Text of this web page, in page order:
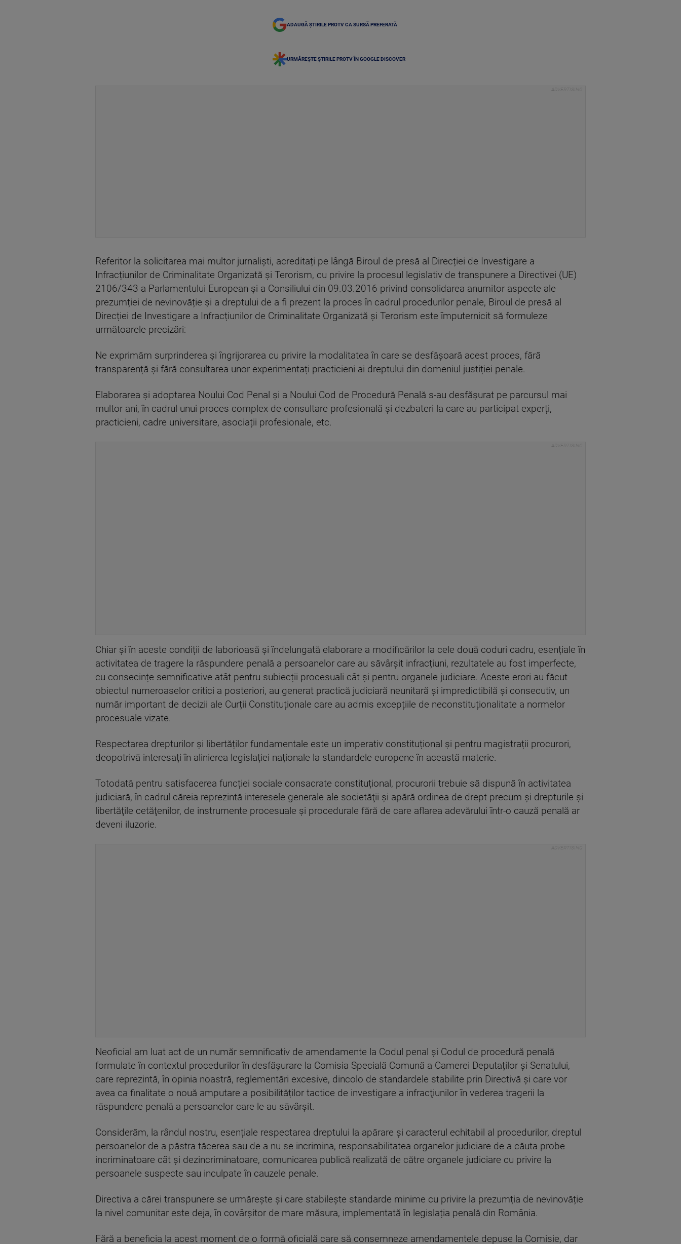
ADAUGĂ ȘTIRILE PROTV CA SURSĂ PREFERATĂ
URMĂREȘTE ȘTIRILE PROTV ÎN GOOGLE DISCOVER
Referitor la solicitarea mai multor jurnaliști, acreditați pe lângă Biroul de presă al Direcției de Investigare a
Infracțiunilor de Criminalitate Organizată și Terorism, cu privire la procesul legislativ de transpunere a Directivei (UE)
2106/343 a Parlamentului European și a Consiliului din 09.03.2016 privind consolidarea anumitor aspecte ale
prezumției de nevinovăție și a dreptului de a fi prezent la proces în cadrul procedurilor penale, Biroul de presă al
Direcției de Investigare a Infracțiunilor de Criminalitate Organizată și Terorism este împuternicit să formuleze
următoarele precizări:
Ne exprimăm surprinderea și îngrijorarea cu privire la modalitatea în care se desfășoară acest proces, fără
transparență și fără consultarea unor experimentați practicieni ai dreptului din domeniul justiției penale.
Elaborarea și adoptarea Noului Cod Penal și a Noului Cod de Procedură Penală s-au desfășurat pe parcursul mai
multor ani, în cadrul unui proces complex de consultare profesională și dezbateri la care au participat experți,
practicieni, cadre universitare, asociații profesionale, etc.
Chiar și în aceste condiții de laborioasă și îndelungată elaborare a modificărilor la cele două coduri cadru, esențiale în
activitatea de tragere la răspundere penală a persoanelor care au săvârșit infracțiuni, rezultatele au fost imperfecte,
cu consecințe semnificative atât pentru subiecții procesuali cât și pentru organele judiciare. Aceste erori au făcut
obiectul numeroaselor critici a posteriori, au generat practică judiciară neunitară și impredictibilă și consecutiv, un
număr important de decizii ale Curții Constituționale care au admis excepțiile de neconstituționalitate a normelor
procesuale vizate.
Respectarea drepturilor și libertăților fundamentale este un imperativ constituțional și pentru magistrații procurori,
deopotrivă interesați în alinierea legislației naționale la standardele europene în această materie.
Totodată pentru satisfacerea funcției sociale consacrate constituțional, procurorii trebuie să dispună în activitatea
judiciară, în cadrul căreia reprezintă interesele generale ale societăţii şi apără ordinea de drept precum şi drepturile şi
libertăţile cetăţenilor, de instrumente procesuale și procedurale fără de care aflarea adevărului într-o cauză penală ar
deveni iluzorie.
Neoficial am luat act de un număr semnificativ de amendamente la Codul penal și Codul de procedură penală
formulate în contextul procedurilor în desfășurare la Comisia Specială Comună a Camerei Deputaților și Senatului,
care reprezintă, în opinia noastră, reglementări excesive, dincolo de standardele stabilite prin Directivă și care vor
avea ca finalitate o nouă amputare a posibilităților tactice de investigare a infracţiunilor în vederea tragerii la
răspundere penală a persoanelor care le-au săvârșit.
Considerăm, la rândul nostru, esențiale respectarea dreptului la apărare și caracterul echitabil al procedurilor, dreptul
persoanelor de a păstra tăcerea sau de a nu se incrimina, responsabilitatea organelor judiciare de a căuta probe
incriminatoare cât și dezincriminatoare, comunicarea publică realizată de către organele judiciare cu privire la
persoanele suspecte sau inculpate în cauzele penale.
Directiva a cărei transpunere se urmărește și care stabilește standarde minime cu privire la prezumția de nevinovăție
la nivel comunitar este deja, în covârșitor de mare măsura, implementată în legislația penală din România.
Fără a beneficia la acest moment de o formă oficială care să consemneze amendamentele depuse la Comisie, dar